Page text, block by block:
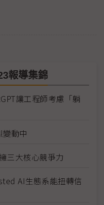
報導集錦
讓工程師考慮「躺
動中
三大核心競爭力
AI生態系能扭轉信